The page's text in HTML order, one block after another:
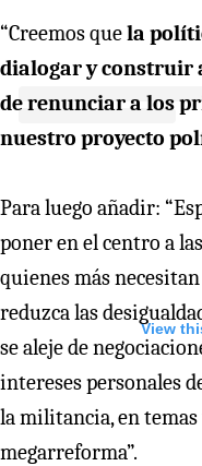
View
“Creemos quela
dialogar y construir
de renunciar a los
nuestro proyecto
Para luego añadir:
poner en el centro a
quienes más
reduzca las
se aleje de
intereses personales
la militancia, en
megarreforma”.